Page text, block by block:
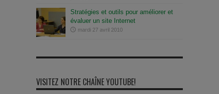
Stratégies et outils pour améliorer et
évaluer un site Internet
mardi 27 avril 2010
VISITEZ NOTRE CHAÎNE YOUTUBE!